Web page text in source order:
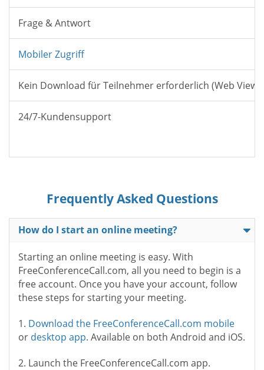
Frage & Antwort
Mobiler Zugriff
Kein Download für Teilnehmer erforderlich (Web
24/7-Kundensupport
Frequently Asked Questions
How do I start an online meeting?
Starting an online meeting is easy. With
FreeConferenceCall.com, all you need to begin is a
free account. Once you have your account, follow
these steps for starting your meeting.
1. Download the FreeConferenceCall.com mobile
or desktop app. Available on both Android and iOS.
2. Launch the FreeConferenceCall.com app.